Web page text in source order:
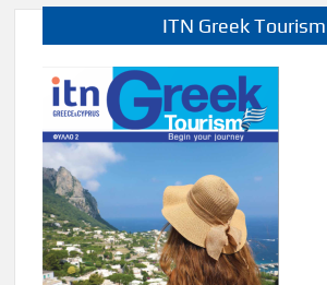
ITN Greek Tourism